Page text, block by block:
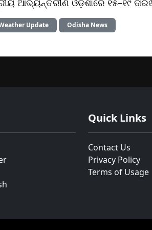
Update Odisha News
Quick Links
Contact Us
Privacy Policy
Terms of Usage